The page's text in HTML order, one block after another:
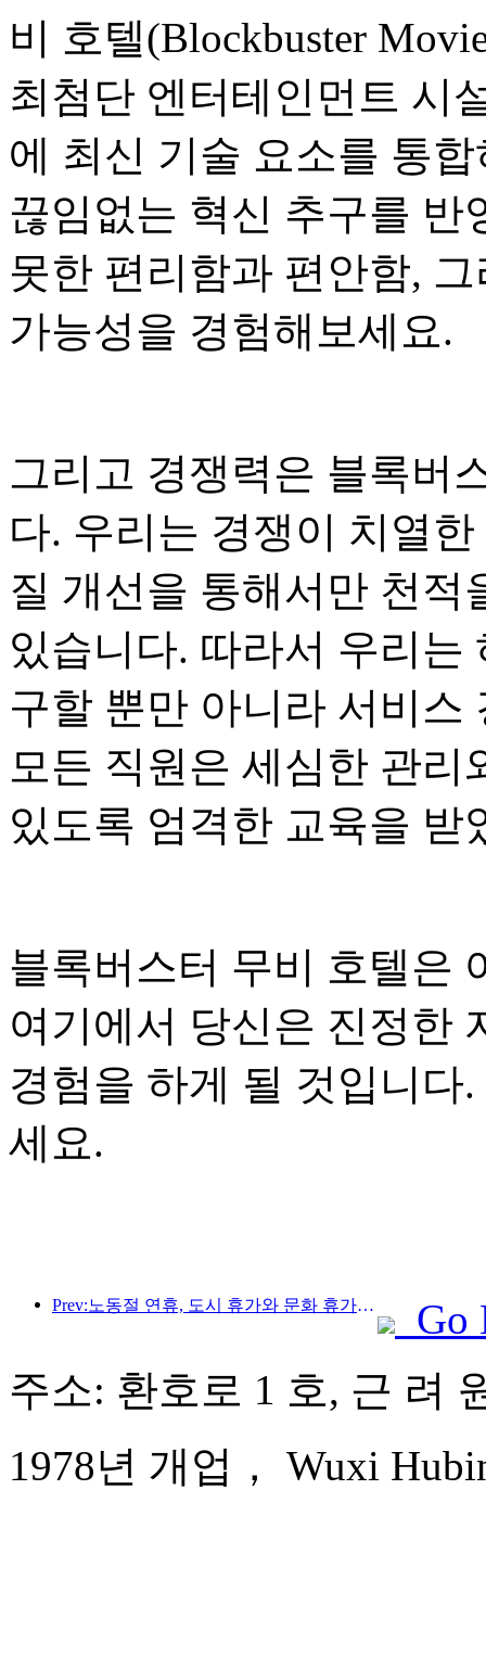
비 호텔(Blockbuster
최첨단 엔터테인먼트 시
에 최신 기술 요소를 통
끊임없는 혁신 추구를 반
못한 편리함과 편안함,
가능성을 경험해보세요.
그리고 경쟁력은 블록버
다. 우리는 경쟁이 치열
질 개선을 통해서만 천적
있습니다. 따라서 우리는
구할 뿐만 아니라 서비스
모든 직원은 세심한 관
있도록 엄격한 교육을 받
블록버스터 무비 호텔은
여기에서 당신은 진정한
경험을 하게 될 것입니다
세요.
Prev:노동절 연휴, 도시 휴가와 문화 휴가가 관광 소비의 새로운 트렌드를 주도하다
Go
주소: 환호로 1 호, 근 려
1978년 개업， Wuxi